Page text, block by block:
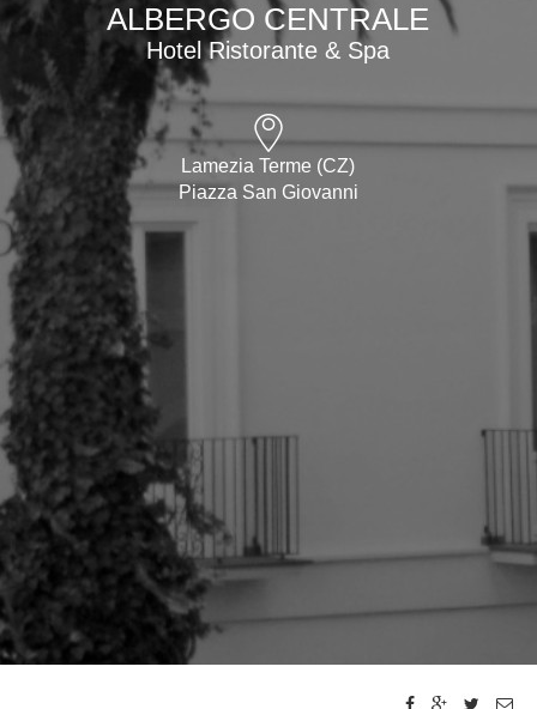
ALBERGO CENTRALE
Hotel Ristorante & Spa
Lamezia Terme (CZ)
Piazza San Giovanni